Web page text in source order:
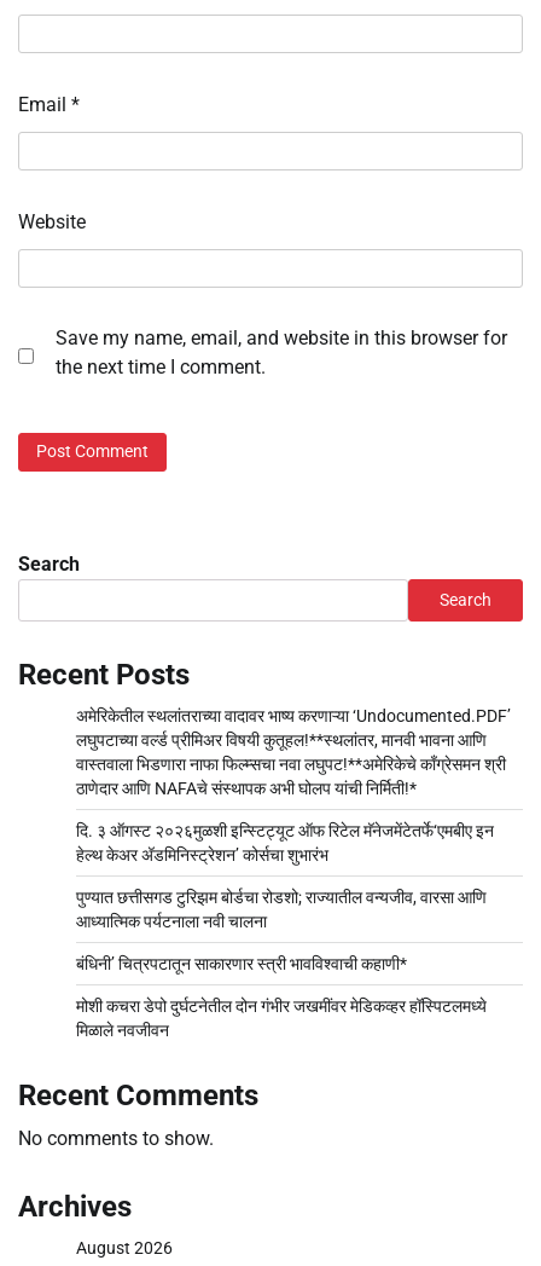
Email *
Website
Save my name, email, and website in this browser for
the next time I comment.
Search
Search
Recent Posts
अमेरिकेतील स्थलांतराच्या वादावर भाष्य करणाऱ्या ‘Undocumented.PDF’
लघुपटाच्या वर्ल्ड प्रीमिअर विषयी कुतूहल!**स्थलांतर, मानवी भावना आणि
वास्तवाला भिडणारा नाफा फिल्म्सचा नवा लघुपट!**अमेरिकेचे काँग्रेसमन श्री
ठाणेदार आणि NAFAचे संस्थापक अभी घोलप यांची निर्मिती!*
दि. ३ ऑगस्ट २०२६मुळशी इन्स्टिट्यूट ऑफ रिटेल मॅनेजमेंटेतर्फे‘एमबीए इन
हेल्थ केअर अ‍ॅडमिनिस्ट्रेशन’ कोर्सचा शुभारंभ
पुण्यात छत्तीसगड टुरिझम बोर्डचा रोडशो; राज्यातील वन्यजीव, वारसा आणि
आध्यात्मिक पर्यटनाला नवी चालना
बंधिनी’ चित्रपटातून साकारणार स्त्री भावविश्वाची कहाणी*
मोशी कचरा डेपो दुर्घटनेतील दोन गंभीर जखमींवर मेडिकव्हर हॉस्पिटलमध्ये
मिळाले नवजीवन
Recent Comments
No comments to show.
Archives
August 2026